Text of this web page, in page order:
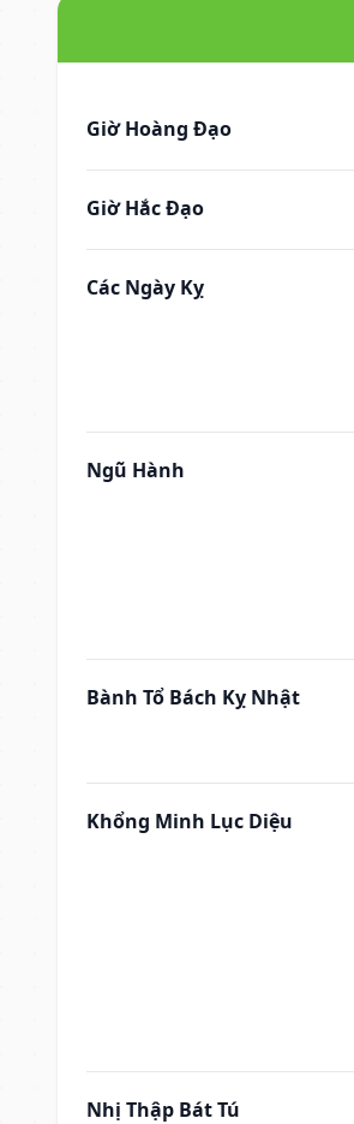
Giờ Hoàng Đạo
Giờ Hắc Đạo
Các Ngày Kỵ
Ngũ Hành
Bành Tổ Bách Kỵ Nhật
Khổng Minh Lục Diệu
Nhị Thập Bát Tú